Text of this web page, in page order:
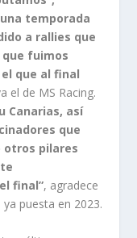
temporada
a rallies que
fuimos
que al final
el de MS Racing.
Canarias, así
que
otros pilares
final”, agradece
puesta en 2023.